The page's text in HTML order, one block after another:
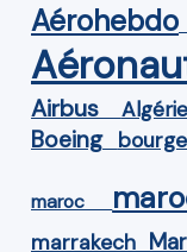
Aérohebdo
Airbus Algérie
Boeing
maroc
marrakech